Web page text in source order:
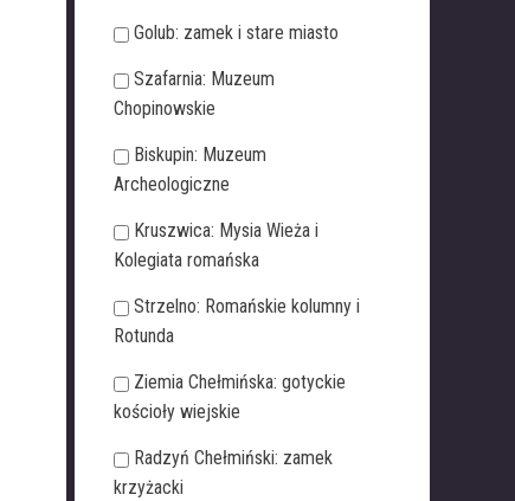
Golub: zamek i stare miasto
Szafarnia: Muzeum
Chopinowskie
Biskupin: Muzeum
Archeologiczne
Kruszwica: Mysia Wieża i
Kolegiata romańska
Strzelno: Romańskie kolumny i
Rotunda
Ziemia Chełmińska: gotyckie
kościoły wiejskie
Radzyń Chełmiński: zamek
krzyżacki